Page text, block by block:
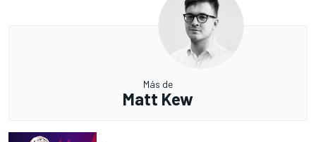
Más de
Matt Kew